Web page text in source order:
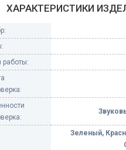
Небесные
Елочные
ХАРАКТЕРИСТИКИ
работы:
Зеленый,